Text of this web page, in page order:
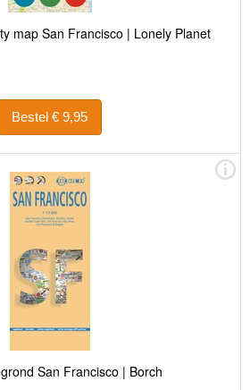
map San Francisco | Lonely Planet
Bestel € 9,95
San Francisco | Borch